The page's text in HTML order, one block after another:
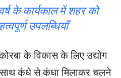
के कार्यकाल में शहर को
उपलब्धियॉं
के विकास के लिए उद्योग
कंधे से कंधा मिलाकर चलने